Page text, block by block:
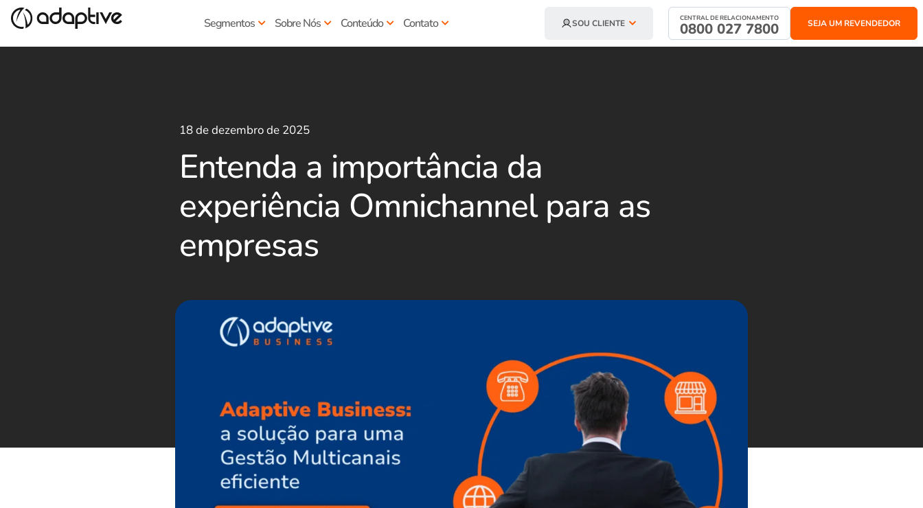
Segmentos Sobre Nós Conteúdo Contato SOU CLIENTE CENTRAL DE RELACIONAMENTO
0800 027 7800 SEJA UM REVENDEDOR
18 de dezembro de 2025
Entenda a importância da
experiência Omnichannel para as
empresas